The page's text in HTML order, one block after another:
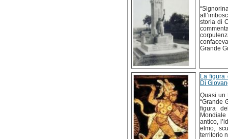
storia di
Grande
La figura
Di
Quasi un
“Grande
figura
antico,
elmo,
territorio